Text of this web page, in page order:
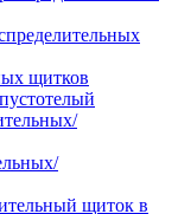
щитков